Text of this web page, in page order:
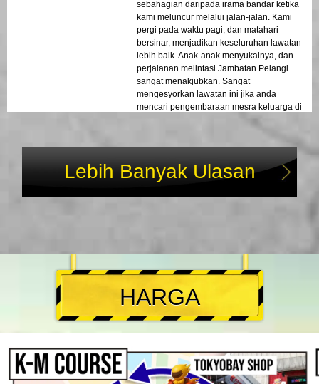
sebahagian daripada irama bandar ketika
kami meluncur melalui jalan-jalan. Kami
pergi pada waktu pagi, dan matahari
bersinar, menjadikan keseluruhan lawatan
lebih baik. Anak-anak menyukainya, dan
perjalanan melintasi Jambatan Pelangi
sangat menakjubkan. Sangat
mengesyorkan lawatan ini jika anda
mencari pengembaraan mesra keluarga di
Lebih Banyak Ulasan
HARGA